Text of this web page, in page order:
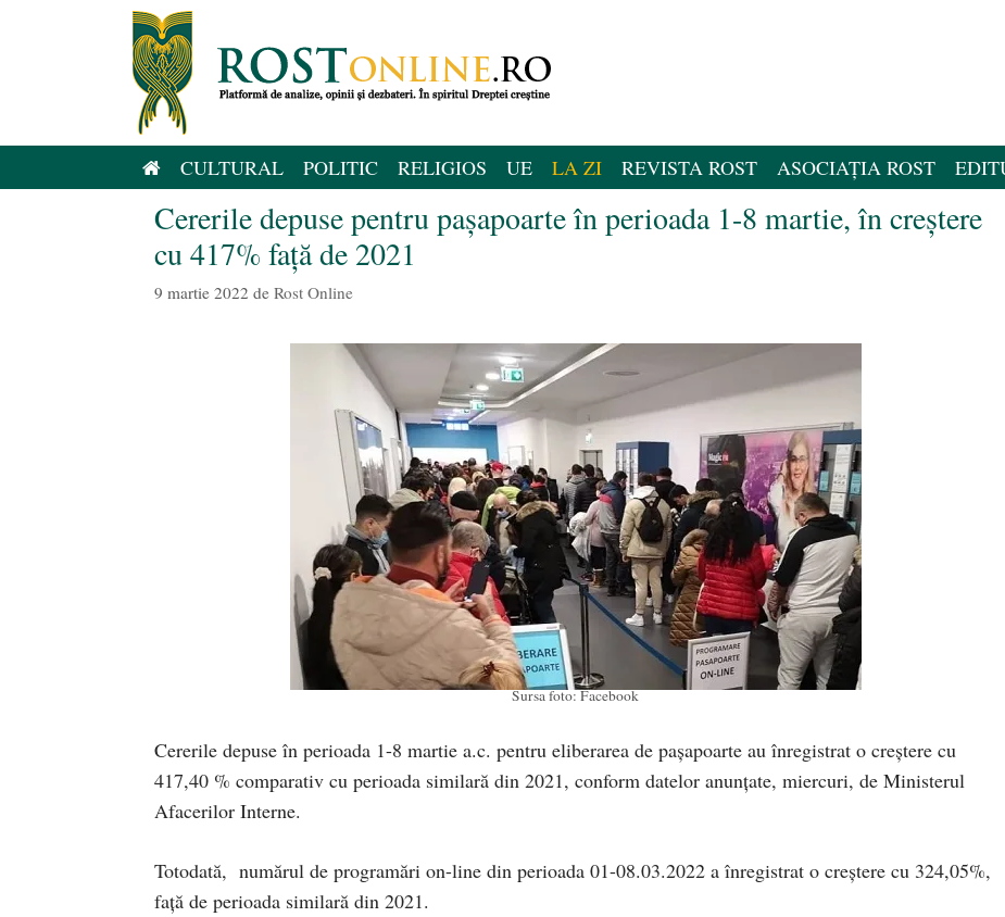
CULTURAL POLITIC RELIGIOS UE LA ZI REVISTA ROST ASOCIAȚIA ROST
Cererile depuse pentru paşapoarte în perioada 1-8 martie, în creștere
cu 417% față de 2021
9 martie 2022 de Rost Online
Sursa foto: Facebook
Cererile depuse în perioada 1-8 martie a.c. pentru eliberarea de pașapoarte au înregistrat o creștere cu
417,40 % comparativ cu perioada similară din 2021, conform datelor anunțate, miercuri, de Ministerul
Afacerilor Interne.
Totodată, numărul de programări on-line din perioada 01-08.03.2022 a înregistrat o creștere cu 324,05%,
față de perioada similară din 2021.